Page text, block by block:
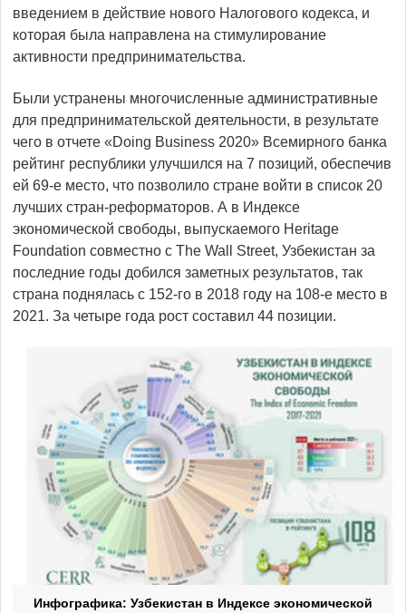
введением в действие нового Налогового кодекса, и
которая была направлена на стимулирование
активности предпринимательства.
Были устранены многочисленные административные
для предпринимательской деятельности, в результате
чего в отчете «Doing Business 2020» Всемирного банка
рейтинг республики улучшился на 7 позиций, обеспечив
ей 69-е место, что позволило стране войти в список 20
лучших стран-реформаторов. А в Индексе
экономической свободы, выпускаемого Heritage
Foundation совместно с The Wall Street, Узбекистан за
последние годы добился заметных результатов, так
страна поднялась с 152-го в 2018 году на 108-е место в
2021. За четыре года рост составил 44 позиции.
Инфографика: Узбекистан в Индексе экономической